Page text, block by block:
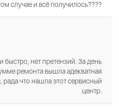
случае и всё получилось????
нет претензий. За день
ремонта вышла адекватная
рада что нашла этот сервисный
центр.